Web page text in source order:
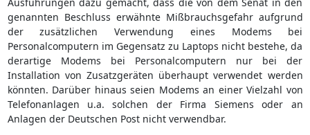
genannten Beschluss erwähnte Mißbrauchsgefahr aufgrund
der zusätzlichen Verwendung eines Modems bei
Personalcomputern im Gegensatz zu Laptops nicht bestehe, da
derartige Modems bei Personalcomputern nur bei der
Installation von Zusatzgeräten überhaupt verwendet werden
könnten. Darüber hinaus seien Modems an einer Vielzahl von
Telefonanlagen u.a. solchen der Firma Siemens oder an
Anlagen der Deutschen Post nicht verwendbar.